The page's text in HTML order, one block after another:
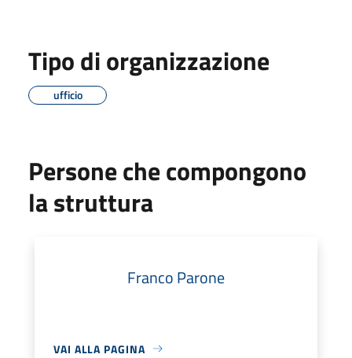
Tipo di organizzazione
ufficio
Persone che compongono
la struttura
Franco Parone
VAI ALLA PAGINA